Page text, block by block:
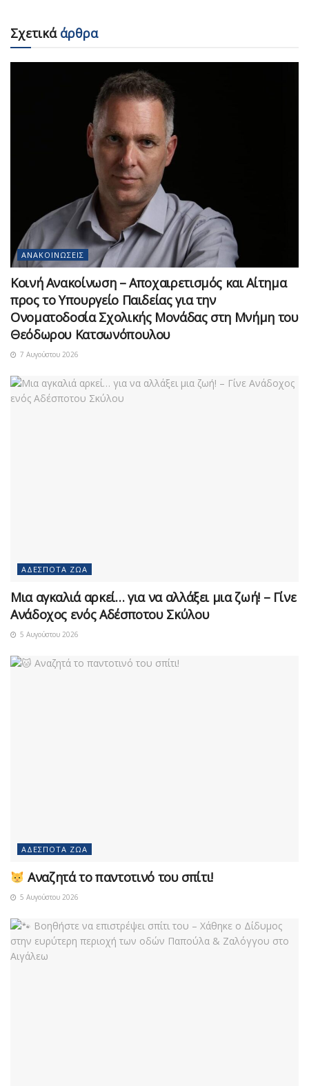
Σχετικάάρθρα
ΑΝΑΚΟΙΝΏΣΕΙΣ
Κοινή Ανακοίνωση – Αποχαιρετισμός και Αίτημα
προς το Υπουργείο Παιδείας για την
Ονοματοδοσία Σχολικής Μονάδας στη Μνήμη του
Θεόδωρου Κατσωνόπουλου
7 Αυγούστου 2026
ΑΔΈΣΠΟΤΑ ΖΏΑ
Μια αγκαλιά αρκεί… για να αλλάξει μια ζωή! – Γίνε
Ανάδοχος ενός Αδέσποτου Σκύλου
5 Αυγούστου 2026
ΑΔΈΣΠΟΤΑ ΖΏΑ
Αναζητά το παντοτινό του σπίτι!
5 Αυγούστου 2026